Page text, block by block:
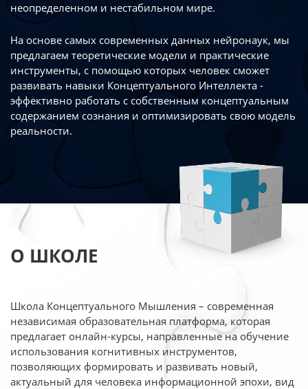
неопределенном и нестабильном мире.
На основе самых современных данных нейронаук, мы
предлагаем теоретические модели и практические
инструменты, с помощью которых человек сможет
развивать навыки Концептуального Интеллекта -
эффективно работать с собственным концептуальным
содержанием сознания и оптимизировать свою модель
реальности.
О ШКОЛЕ
Школа Концептуального Мышления – современная
независимая образовательная платформа, которая
предлагает онлайн-курсы, направленные на обучение
использования когнитивных инструментов,
позволяющих формировать и развивать новый,
актуальный для человека информационной эпохи, вид